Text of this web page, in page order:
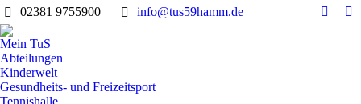
02381 9755900 info@tus59hamm.de
Mein TuS
Abteilungen
Kinderwelt
Gesundheits- und Freizeitsport
Tennishalle